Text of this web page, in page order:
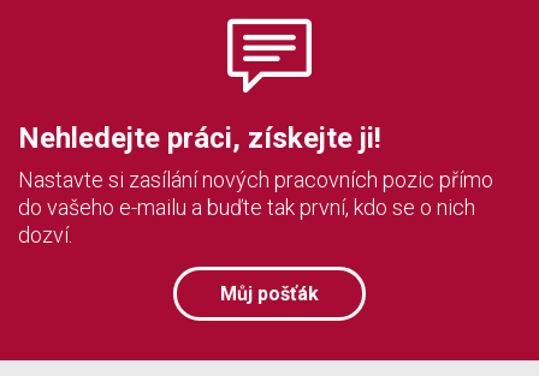
Nehledejte práci, získejte ji!
Nastavte si zasílání nových pracovních pozic přímo
do vašeho e-mailu a buďte tak první, kdo se o nich
dozví.
Můj pošťák